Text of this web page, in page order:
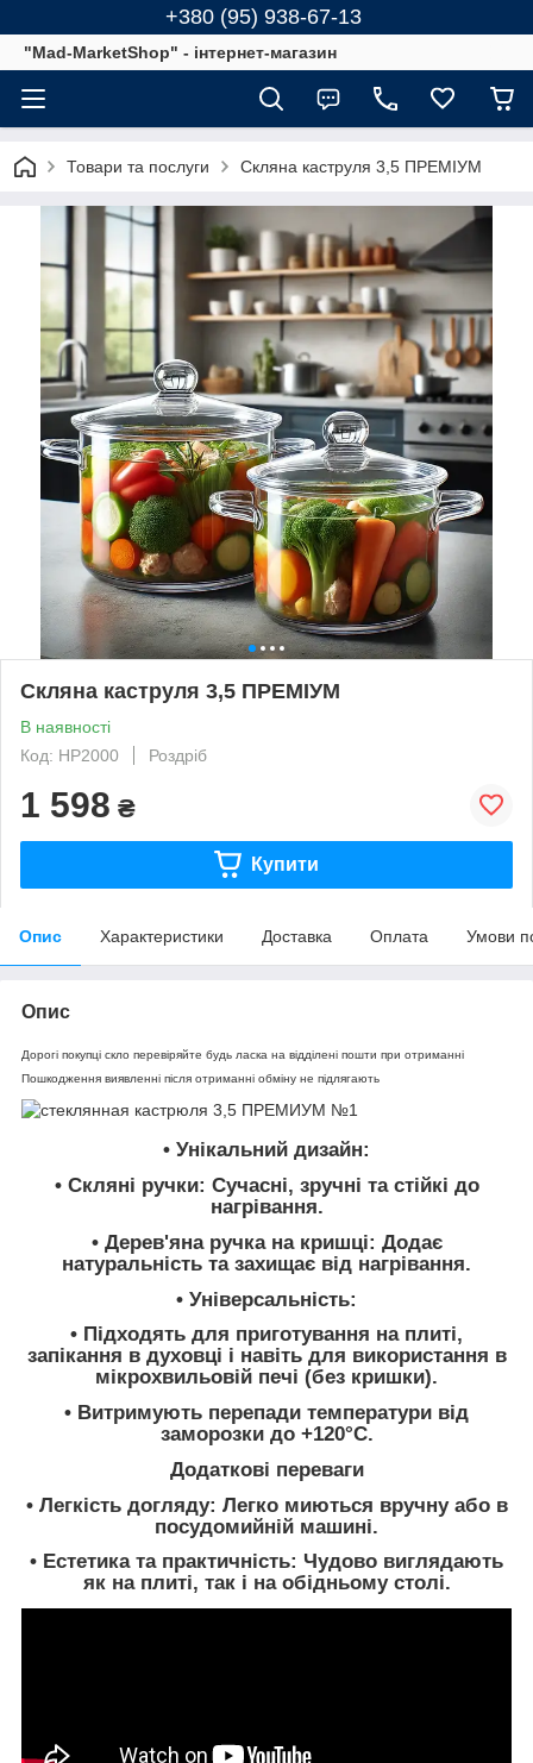
+380 (95) 938-67-13
"Mad-MarketShop" - інтернет-магазин
Товари та послуги Скляна каструля 3,5 ПРЕМІУМ
Скляна каструля 3,5 ПРЕМІУМ
В наявності
Код: HP2000
Роздріб
1 598 ₴
Купити
Опис Характеристики Доставка Оплата Умови
Опис
Дорогі покупці скло перевіряйте будь ласка на відділені пошти при отриманні
Пошкодження виявленні після отриманні обміну не підлягають
• Унікальний дизайн:
• Скляні ручки: Сучасні, зручні та стійкі до
нагрівання.
• Дерев'яна ручка на кришці: Додає
натуральність та захищає від нагрівання.
• Універсальність:
• Підходять для приготування на плиті,
запікання в духовці і навіть для використання в
мікрохвильовій печі (без кришки).
• Витримують перепади температури від
заморозки до +120°C.
Додаткові переваги
• Легкість догляду: Легко миються вручну або в
посудомийній машині.
• Естетика та практичність: Чудово виглядають
як на плиті, так і на обідньому столі.